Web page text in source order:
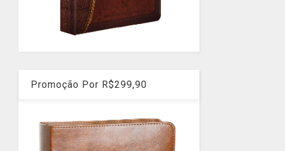
Promoção Por R$299,90